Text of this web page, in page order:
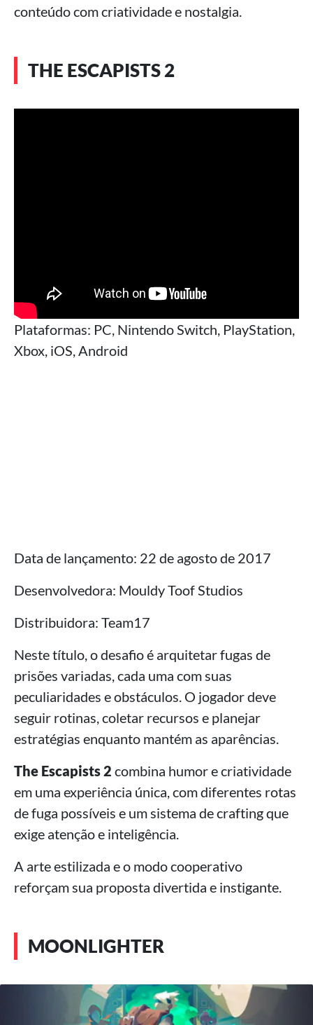
conteúdo com criatividade e nostalgia.
THE ESCAPISTS 2
Plataformas: PC, Nintendo Switch, PlayStation,
Xbox, iOS, Android
Data de lançamento: 22 de agosto de 2017
Desenvolvedora: Mouldy Toof Studios
Distribuidora: Team17
Neste título, o desafio é arquitetar fugas de
prisões variadas, cada uma com suas
peculiaridades e obstáculos. O jogador deve
seguir rotinas, coletar recursos e planejar
estratégias enquanto mantém as aparências.
The Escapists 2 combina humor e criatividade
em uma experiência única, com diferentes rotas
de fuga possíveis e um sistema de crafting que
exige atenção e inteligência.
A arte estilizada e o modo cooperativo
reforçam sua proposta divertida e instigante.
MOONLIGHTER